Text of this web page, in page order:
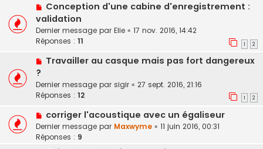
Conception d'une cabine d'enregistrement :
validation
Dernier message par Elie « 17 nov. 2016, 14:42
Réponses : 11 1 2
Travailler au casque mais pas fort dangereux
?
Dernier message par sigir « 27 sept. 2016, 21:16
Réponses : 12 1 2
corriger l'acoustique avec un égaliseur
Dernier message par Maxwyme « 11 juin 2016, 00:31
Réponses : 9